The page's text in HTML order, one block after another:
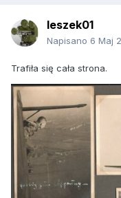
leszek01
Napisano 6 Maj
Trafiła się cała strona.